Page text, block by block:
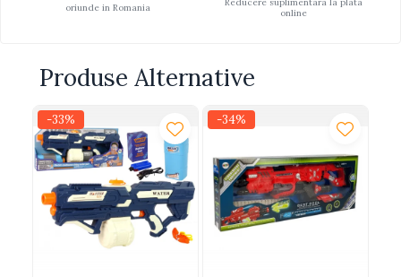
oriunde in Romania
online
Produse Alternative
-33% -34%